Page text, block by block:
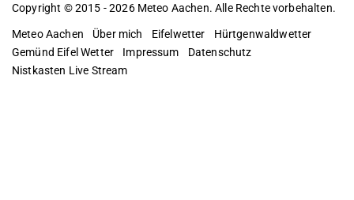
Copyright © 2015 - 2026 Meteo Aachen. Alle Rechte vorbehalten.
Meteo Aachen Über mich Eifelwetter
Hürtgenwaldwetter
Gemünd Eifel Wetter
Impressum
Datenschutz
Nistkasten Live Stream